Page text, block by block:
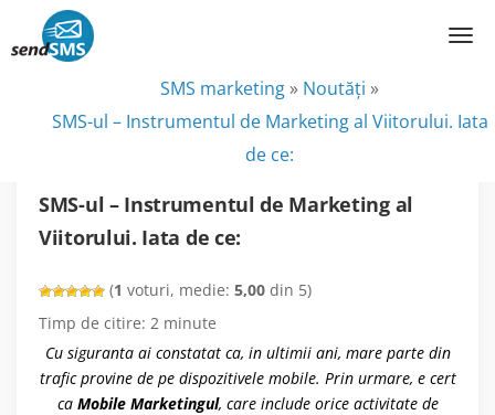
SMS marketing » Noutăţi »
SMS-ul – Instrumentul de Marketing al Viitorului. Iata
de ce:
SMS-ul – Instrumentul de Marketing al
Viitorului. Iata de ce:
(1 voturi, medie: 5,00 din 5)
Timp de citire: 2 minute
Cu siguranta ai constatat ca, in ultimii ani, mare parte din
trafic provine de pe dispozitivele mobile. Prin urmare, e cert
ca Mobile Marketingul, care include orice activitate de